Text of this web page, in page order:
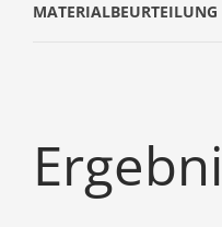
MATERIALBEURTEILUNG